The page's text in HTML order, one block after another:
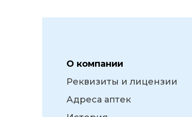
О компании
Реквизиты и лицензии
Адреса аптек